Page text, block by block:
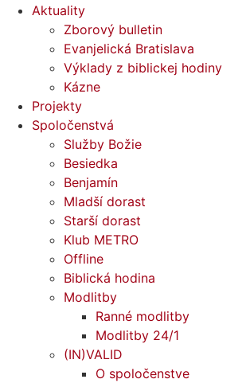
Aktuality
Zborový bulletin
Evanjelická Bratislava
Výklady z biblickej hodiny
Kázne
Projekty
Spoločenstvá
Služby Božie
Besiedka
Benjamín
Mladší dorast
Starší dorast
Klub METRO
Offline
Biblická hodina
Modlitby
Ranné modlitby
Modlitby 24/1
(IN)VALID
O spoločenstve